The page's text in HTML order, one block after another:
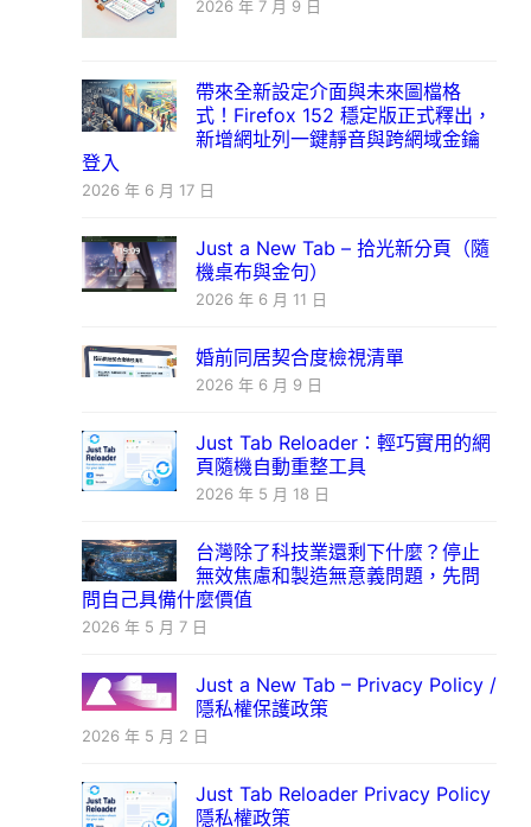
2026 年 7 月 9 日
帶來全新設定介面與未來圖檔格
式！Firefox 152 穩定版正式釋出，
新增網址列一鍵靜音與跨網域金鑰
登入
2026 年 6 月 17 日
Just a New Tab – 拾光新分頁（隨
機桌布與金句）
2026 年 6 月 11 日
婚前同居契合度檢視清單
2026 年 6 月 9 日
Just Tab Reloader：輕巧實用的網
頁隨機自動重整工具
2026 年 5 月 18 日
台灣除了科技業還剩下什麼？停止
無效焦慮和製造無意義問題，先問
問自己具備什麼價值
2026 年 5 月 7 日
Just a New Tab – Privacy Policy /
隱私權保護政策
2026 年 5 月 2 日
Just Tab Reloader Privacy Policy
隱私權政策